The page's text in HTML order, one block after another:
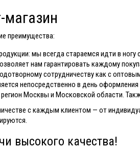
преимущества:
мы всегда стараемся идти в
нам гарантировать каждому
сотрудничеству как с
непосредственно в день оформления
Москвы и Московской области.
с каждым клиентом — от
высокого качества!